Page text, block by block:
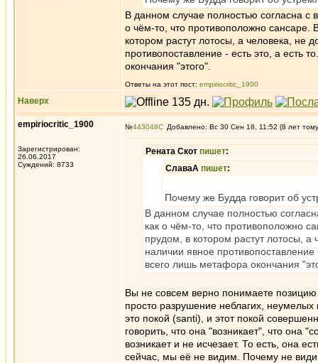
В данном случае полностью согласна с
о чём-то, что противоположно сансаре.
котором растут лотосы, а человека, не
противопоставление - есть это, а есть
окончания "этого".
Ответы на этот пост: empiriocritic_1900
Наверх
empiriocritic_1900
Зарегистрирован:
26.06.2017
Суждений: 8733
№443048 Добавлено: Вс 30 Сен 18, 11:52 (8 лет
Рената Скот пишет:
СлаваА пишет:
Почему же Будда говорит об
В данном случае полностью
как о чём-то, что противоположно
прудом, в котором растут лотосы, а
наличии явное
всего лишь метафора окончания
Вы не совсем верно понимаете
просто разрушение неблагих,
это покой (santi), и этот покой
говорить, что она "возникает", что она
возникает и не исчезает. То есть, она
сейчас, мы её не видим. Почему не